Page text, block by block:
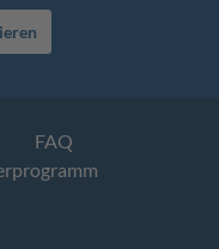
FAQ